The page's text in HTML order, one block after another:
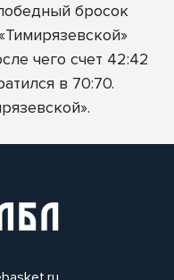
бросок
чего счет 42:42
в 70:70.